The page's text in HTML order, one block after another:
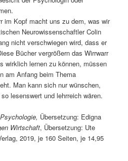
im Kopf macht uns zu dem, was wir
Neurowissenschaftler Colin
nicht verschwiegen wird, dass er
Bücher vergrößern das Wirrwarr
wirklich lernen zu können, müssen
am Anfang beim Thema
Man kann sich nur wünschen,
lesenswert und lehrreich wären.
Übersetzung: Edigna
Wirtschaft, Übersetzung: Ute
2019, je 160 Seiten, je 14,95